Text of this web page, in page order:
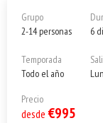
Grupo
2-14 personas
Temporada
Todo el año
6
Precio
desde €995